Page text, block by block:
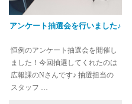
アンケート抽選会を行いました♪
恒例のアンケート抽選会を開催し
ました！今回抽選してくれたのは
広報課のNさんです♪ 抽選担当の
スタッフ …